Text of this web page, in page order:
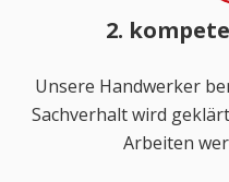
2.
Unsere Handwerker
Sachverhalt wird
Arbeiten